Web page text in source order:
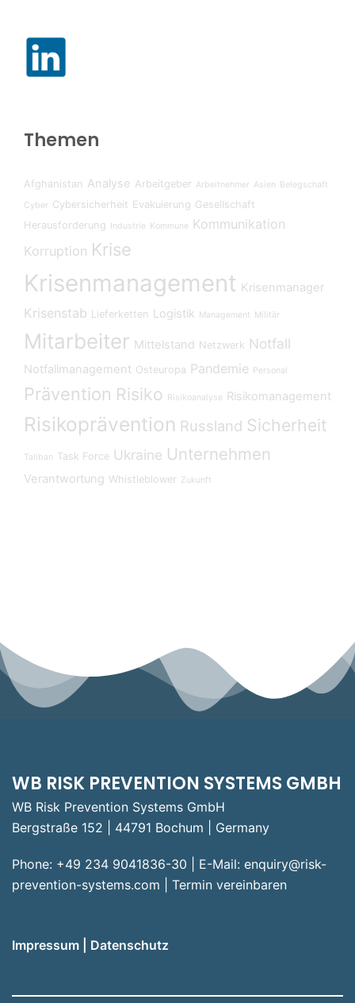
Themen
Afghanistan Analyse Arbeitgeber Arbeitnehmer Asien Belegschaft
Cyber
Cybersicherheit Evakuierung Gesellschaft
Herausforderung Industrie Kommune
Kommunikation
Korruption Krise
Krisenmanagement Krisenmanager
Krisenstab Lieferketten Logistik Management Militär
Mitarbeiter Mittelstand Netzwerk Notfall
Notfallmanagement Osteuropa Pandemie Personal
Prävention Risiko Risikoanalyse Risikomanagement
Risikoprävention Russland Sicherheit
Taliban Task Force Ukraine Unternehmen
Verantwortung Whistleblower Zukunft
WB RISK PREVENTION SYSTEMS GMBH
WB Risk Prevention Systems GmbH
Bergstraße 152 | 44791 Bochum | Germany
Phone: +49 234 9041836-30 | E-Mail: enquiry@risk-
prevention-systems.com
Termin vereinbaren
Impressum Datenschutz